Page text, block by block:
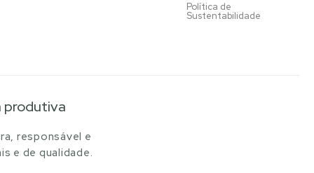
Política de
Sustentabilidade
produtiva
responsável e
e de qualidade.